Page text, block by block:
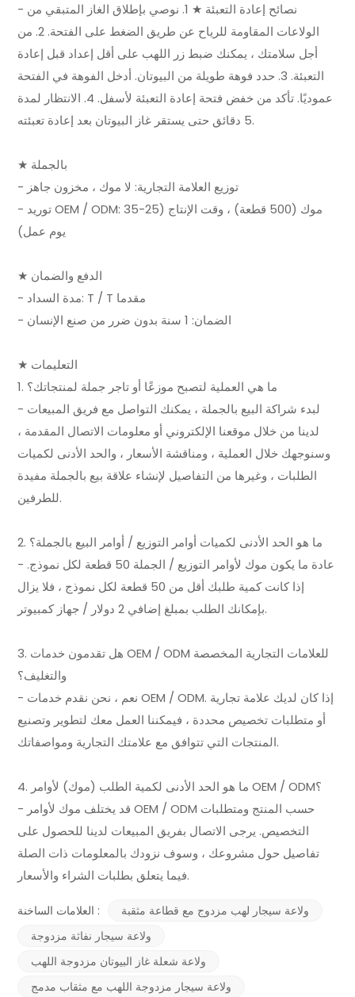
- نصائح إعادة التعبئة ★ 1. نوصي بإطلاق الغاز المتبقي من
الولاعات المقاومة للرياح عن طريق الضغط على الفتحة. 2. من
أجل سلامتك ، يمكنك ضبط زر اللهب على أقل إعداد قبل إعادة
التعبئة. 3. حدد فوهة طويلة من البيوتان. أدخل الفوهة في الفتحة
عموديًا. تأكد من خفض فتحة إعادة التعبئة لأسفل. 4. الانتظار لمدة
5 دقائق حتى يستقر غاز البيوتان بعد إعادة تعبئته.
★ بالجملة
- توزيع العلامة التجارية: لا موك ، مخزون جاهز
- توريد OEM / ODM: موك (500 قطعة) ، وقت الإنتاج (25-35
يوم عمل)
★ الدفع والضمان
- مدة السداد: T / T مقدما
- الضمان: 1 سنة بدون ضرر من صنع الإنسان
★ التعليمات
1. ما هي العملية لتصبح موزعًا أو تاجر جملة لمنتجاتك؟
- لبدء شراكة البيع بالجملة ، يمكنك التواصل مع فريق المبيعات
لدينا من خلال موقعنا الإلكتروني أو معلومات الاتصال المقدمة ،
وسنوجهك خلال العملية ، ومناقشة الأسعار ، والحد الأدنى لكميات
الطلبات ، وغيرها من التفاصيل لإنشاء علاقة بيع بالجملة مفيدة
للطرفين.
2. ما هو الحد الأدنى لكميات أوامر التوزيع / أوامر البيع بالجملة؟
- عادة ما يكون موك لأوامر التوزيع / الجملة 50 قطعة لكل نموذج.
إذا كانت كمية طلبك أقل من 50 قطعة لكل نموذج ، فلا يزال
بإمكانك الطلب بمبلغ إضافي 2 دولار / جهاز كمبيوتر.
3. هل تقدمون خدمات OEM / ODM للعلامات التجارية المخصصة
والتغليف؟
- نعم ، نحن نقدم خدمات OEM / ODM. إذا كان لديك علامة تجارية
أو متطلبات تخصيص محددة ، فيمكننا العمل معك لتطوير وتصنيع
المنتجات التي تتوافق مع علامتك التجارية ومواصفاتك.
4. ما هو الحد الأدنى لكمية الطلب (موك) لأوامر OEM / ODM؟
- قد يختلف موك لأوامر OEM / ODM حسب المنتج ومتطلبات
التخصيص. يرجى الاتصال بفريق المبيعات لدينا للحصول على
تفاصيل حول مشروعك ، وسوف نزودك بالمعلومات ذات الصلة
فيما يتعلق بطلبات الشراء والأسعار.
العلامات الساخنة :
ولاعة سيجار لهب مزدوج مع قطاعة مثقبة
ولاعة سيجار نفاثة مزدوجة
ولاعة شعلة غاز البيوتان مزدوجة اللهب
ولاعة سيجار مزدوجة اللهب مع مثقاب مدمج